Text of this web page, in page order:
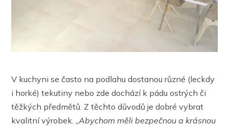
V kuchyni se často na podlahu dostanou různé (leckdy
i horké) tekutiny nebo zde dochází k pádu ostrých či
těžkých předmětů. Z těchto důvodů je dobré vybrat
kvalitní výrobek.
„Abychom měli bezpečnou a krásnou